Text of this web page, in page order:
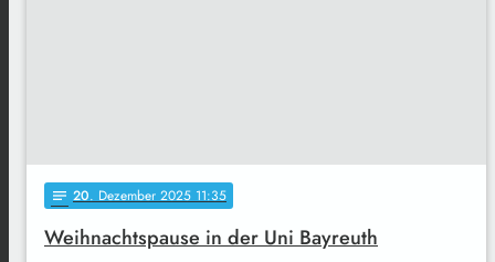
notes 20. Dezember 2025 11:35
Weihnachtspause in der Uni Bayreuth